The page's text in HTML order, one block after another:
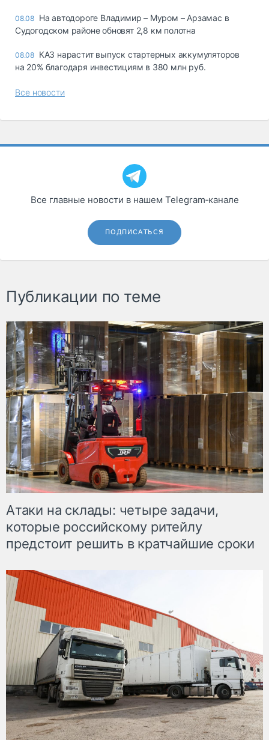
08.08 На автодороге Владимир – Муром – Арзамас в
Судогодском районе обновят 2,8 км полотна
08.08 КАЗ нарастит выпуск стартерных аккумуляторов
на 20% благодаря инвестициям в 380 млн руб.
Все новости
Все главные новости в нашем Telegram‑канале
ПОДПИСАТЬСЯ
Публикации по теме
Атаки на склады: четыре задачи,
которые российскому ритейлу
предстоит решить в кратчайшие сроки